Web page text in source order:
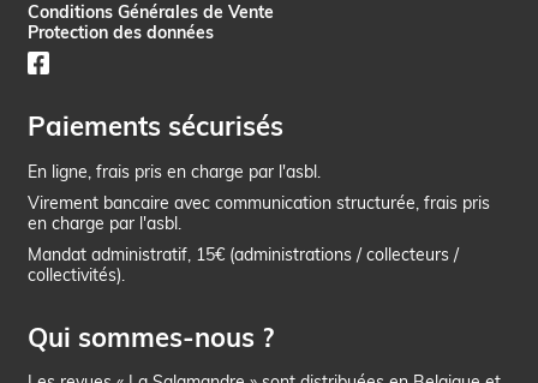
Conditions Générales de Vente
Protection des données
Paiements sécurisés
En ligne, frais pris en charge par l'asbl.
Virement bancaire avec communication structurée, frais pris
en charge par l'asbl.
Mandat administratif, 15€ (administrations / collecteurs /
collectivités).
Qui sommes-nous ?